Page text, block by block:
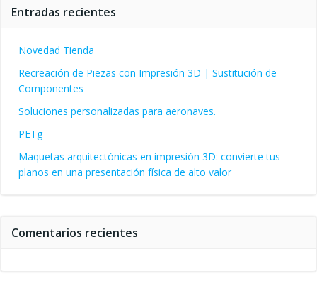
Entradas recientes
Novedad Tienda
Recreación de Piezas con Impresión 3D | Sustitución de
Componentes
Soluciones personalizadas para aeronaves.
PETg
Maquetas arquitectónicas en impresión 3D: convierte tus
planos en una presentación física de alto valor
Comentarios recientes